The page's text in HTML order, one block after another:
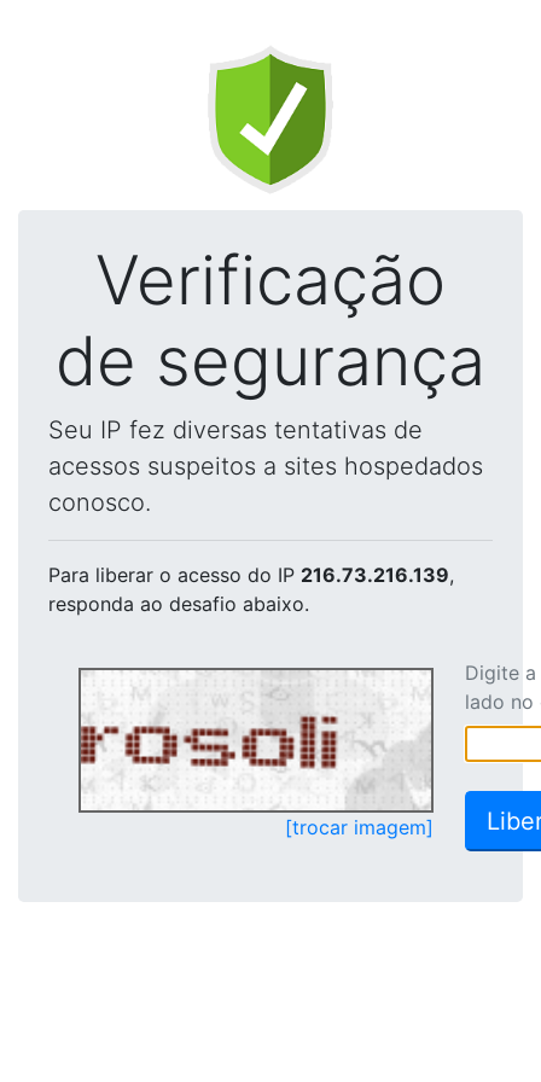
Verificação
de segurança
Seu IP fez diversas tentativas de
acessos suspeitos a sites hospedados
conosco.
Para liberar o acesso do IP 216.73.216.139,
responda ao desafio abaixo.
[trocar imagem]
Digite
lado no